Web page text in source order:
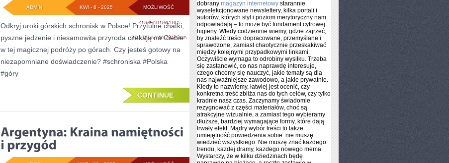
MOŻLIWOŚĆ
KOMENTOWANIAODKRYJ
UROKI
GÓRSKICH
SCHRONISK
POLSCE
ZOSTAŁA WYŁĄCZONA
KWI - 6 - 2025
ADMIN
Odkryj uroki górskich schronisk w Polsce! Przytulne chatki,
pyszne jedzenie i niesamowita przyroda czekają na Ciebie
w tej magicznej podróży po górach. Czy jesteś gotowy na
niezapomniane doświadczenie? #schroniska #Polska
#góry
CONTINUE
dobrany magazyn internetowy starannie
wyselekcjonowane newslettery, kilka portali i
autorów, których styl i poziom merytoryczny nam
odpowiadają – to może być fundament cyfrowej
higieny. Wtedy codziennie wiemy, gdzie zajrzeć,
by znaleźć treści dopracowane, przemyślane i
sprawdzone, zamiast chaotycznie przeskakiwać
między kolejnymi przypadkowymi linkami.
Oczywiście wymaga to odrobiny wysiłku. Trzeba
się zastanowić, co nas naprawdę interesuje,
czego chcemy się nauczyć, jakie tematy są dla
nas najważniejsze zawodowo, a jakie prywatnie.
Kiedy to nazwiemy, łatwiej jest ocenić, czy
konkretna treść zbliża nas do tych celów, czy tylko
kradnie nasz czas. Zaczynamy świadomie
rezygnować z części materiałów, choć są
atrakcyjne wizualnie, a zamiast tego wybieramy
dłuższe, bardziej wymagające formy, które dają
trwały efekt. Mądry wybór treści to także
umiejętność powiedzenia sobie: nie muszę
wiedzieć wszystkiego. Nie muszę znać każdego
trendu, każdej dramy, każdego nowego mema.
Wystarczy, że w kilku dziedzinach będę